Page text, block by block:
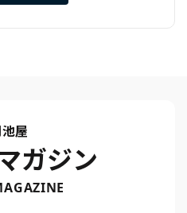
屋
ガジン